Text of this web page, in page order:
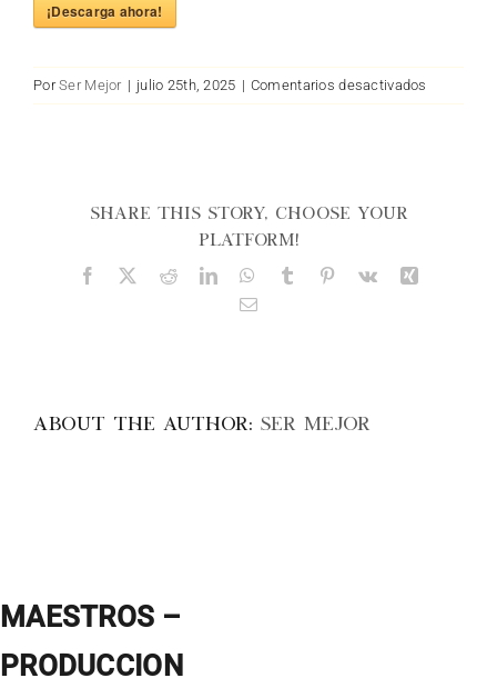
¡Descarga ahora!
PorSer Mejor | julio 25th, 2025 | Comentarios desactivados
Share This Story, Choose Your
Platform!
Facebook RedditLinkedInWhatsApp
Tumblr Pinterest
Vk
Email
About the Author: Ser Mejor
MAESTROS –
PRODUCCION